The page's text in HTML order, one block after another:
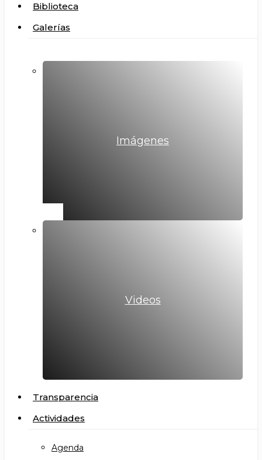
Biblioteca
Galerías
Imágenes
Videos
Transparencia
Actividades
Agenda